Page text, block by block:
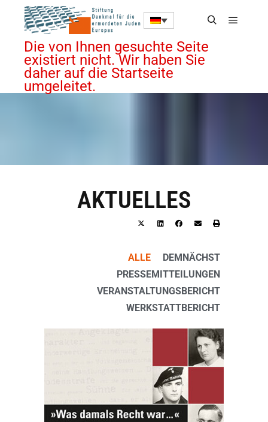
Die von Ihnen gesuchte Seite
existiert nicht. Wir haben Sie
daher auf die Startseite
umgeleitet.
AKTUELLES
ALLE
DEMNÄCHST
PRESSEMITTEILUNGEN
VERANSTALTUNGSBERICHT
WERKSTATTBERICHT